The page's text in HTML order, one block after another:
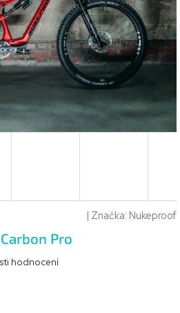
| Značka: Nukeproof
Pro
hodnocení